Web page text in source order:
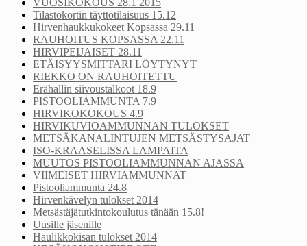
Tilastokortin täyttötilaisuus 15.12
Hirvenhaukkukokeet Kopsassa 29.11
RAUHOITUS KOPSASSA 22.11
HIRVIPEIJAISET 28.11
ETÄISYYSMITTARI LÖYTYNYT
RIEKKO ON RAUHOITETTU
Erähallin siivoustalkoot 18.9
PISTOOLIAMMUNTA 7.9
HIRVIKOKOKOUS 4.9
HIRVIKUVIOAMMUNNAN TULOKSET
METSÄKANALINTUJEN METSÄSTYSAJAT
ISO-KRAASELISSA LAMPAITA
MUUTOS PISTOOLIAMMUNNAN AJASSA
VIIMEISET HIRVIAMMUNNAT
Pistooliammunta 24.8
Hirvenkävelyn tulokset 2014
Metsästäjätutkintokoulutus tänään 15.8!
Uusille jäsenille
Haulikkokisan tulokset 2014